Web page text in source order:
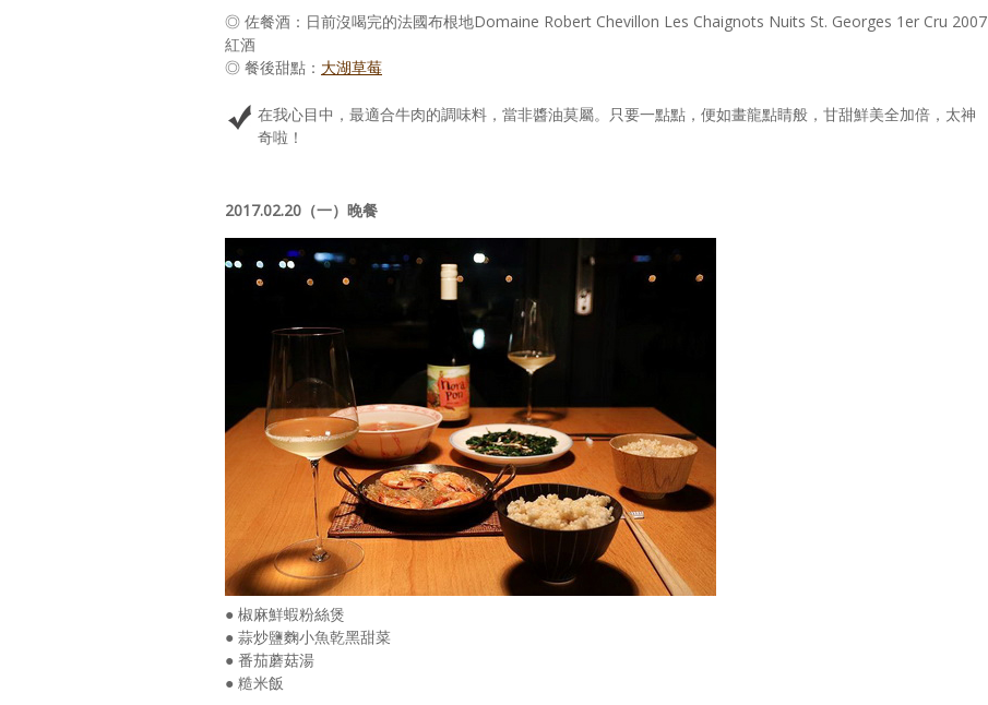
◎ 佐餐酒：日前沒喝完的法國布根地Domaine Robert Chevillon Les Chaignots Nuits St. Georges 1er Cru 2007
紅酒
◎ 餐後甜點： 大湖草莓
在我心目中，最適合牛肉的調味料，當非醬油莫屬。只要一點點，便如畫龍點睛般，甘甜鮮美全加倍，太神
奇啦！
2017.02.20（一）晚餐
● 椒麻鮮蝦粉絲煲
● 蒜炒鹽麴小魚乾黑甜菜
● 番茄蘑菇湯
● 糙米飯